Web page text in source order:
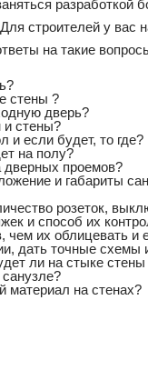
разработкой
строителей у вас
на такие
стены ?
дверь?
и стены?
и если будет, то где?
на полу?
дверных проемов?
и габариты
розеток,
и способ их
чем их облицевать и
дать точные
ли на стыке стены
материал на стенах?